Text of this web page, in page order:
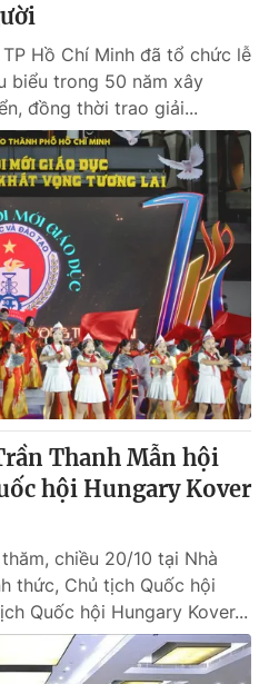
TP Hồ Chí Minh đã tổ chức lễ
biểu trong 50 năm xây
đồng thời trao giải...
Thanh Mẫn hội
hội Hungary Kover
chiều 20/10 tại Nhà
thức, Chủ tịch Quốc hội
Quốc hội Hungary Kover...